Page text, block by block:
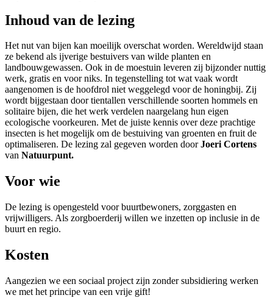
Inhoud van de lezing
Het nut van bijen kan moeilijk overschat worden. Wereldwijd staan
ze bekend als ijverige bestuivers van wilde planten en
landbouwgewassen. Ook in de moestuin leveren zij bijzonder nuttig
werk, gratis en voor niks. In tegenstelling tot wat vaak wordt
aangenomen is de hoofdrol niet weggelegd voor de honingbij. Zij
wordt bijgestaan door tientallen verschillende soorten hommels en
solitaire bijen, die het werk verdelen naargelang hun eigen
ecologische voorkeuren. Met de juiste kennis over deze prachtige
insecten is het mogelijk om de bestuiving van groenten en fruit de
optimaliseren. De lezing zal gegeven worden doorJoeri Cortens
van Natuurpunt.
Voor wie
De lezing is opengesteld voor buurtbewoners, zorggasten en
vrijwilligers. Als zorgboerderij willen we inzetten op inclusie in de
buurt en regio.
Kosten
Aangezien we een sociaal project zijn zonder subsidiering werken
we met het principe van een vrije gift!